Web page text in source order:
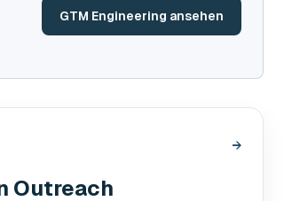
GTM Engineering ansehen
→
Outreach